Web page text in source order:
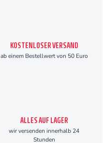
KOSTENLOSER VERSAND
ab einem Bestellwert von 50 Euro
ALLES AUF LAGER
wir versenden innerhalb 24
Stunden